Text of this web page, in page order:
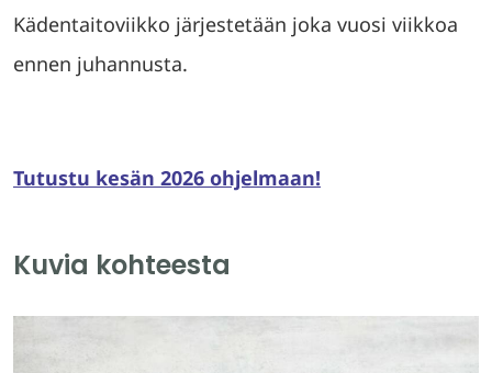
Kädentaitoviikko järjestetään joka vuosi viikkoa
ennen juhannusta.
Tutustu kesän 2026 ohjelmaan!
Kuvia kohteesta